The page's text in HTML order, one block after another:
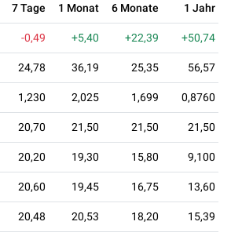
7 Tage 1 Monat 6 Monate 1 Jahr
-0,49 +5,40 +22,39 +50,74
24,78 36,19 25,35 56,57
1,230 2,025 1,699 0,8760
20,70 21,50 21,50 21,50
20,20 19,30 15,80 9,100
20,60 19,45 16,75 13,60
20,48 20,53 18,20 15,39